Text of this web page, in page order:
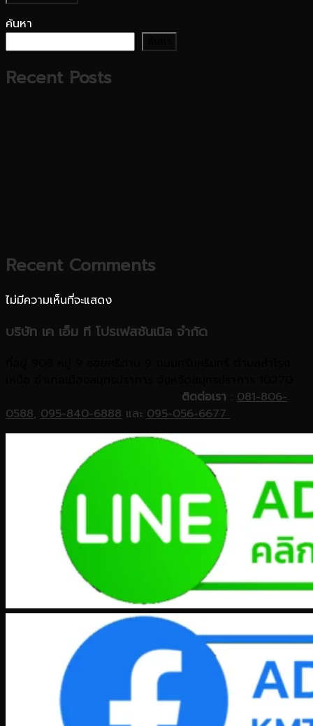
ค้นหา
Recent Posts
Recent Comments
ไม่มีความเห็นที่จะแสดง
บริษัท เค เอ็ม ที โปรเฟสชันเนิล จำกัด
ติดต่อเรา : 081-806-
0588, 095-840-6888 และ 095-056-6677